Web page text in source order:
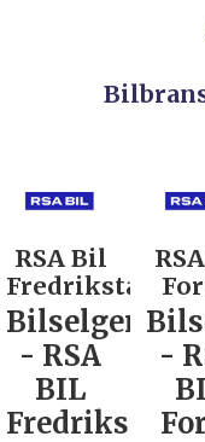
RSA Bil
Forus:
Bilselger
- RSA
BIL
Forus